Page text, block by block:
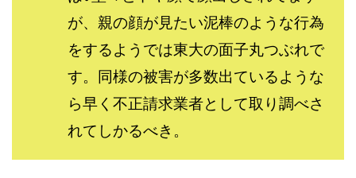
が、親の顔が見たい泥棒のような行為
をするようでは東大の面子丸つぶれで
す。同様の被害が多数出ているような
ら早く不正請求業者として取り調べさ
れてしかるべき。
副業専門オープンチャット
冨永愛理
出口洋平
初心者
前田 義明 前田愛
副業
副業の教室事務局
副業ポスト運営事務局
七里信一
一般社団法人こころインターナショナル
ザ・プレジデント(THE PRESIDENT)